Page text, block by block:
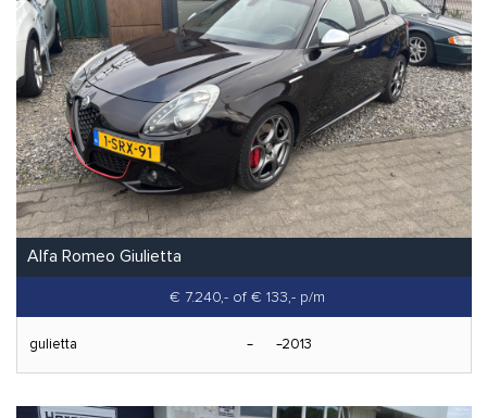
Alfa Romeo Giulietta
€ 7.240,- of € 133,- p/m
gulietta 2013